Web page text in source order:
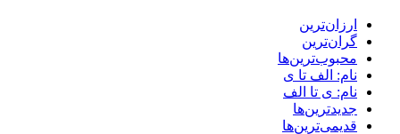
ارزان‌ترین
گران‌ترین
محبوب‌ترین‌ها
نام: الف تا ی
نام: ی تا الف
جدیدترین‌ها
قدیمی‌ترین‌ها